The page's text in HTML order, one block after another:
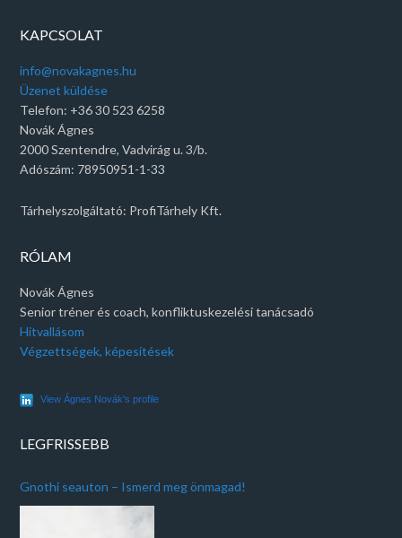
KAPCSOLAT
info@novakagnes.hu
Üzenet küldése
Telefon: +36 30 523 6258
Novák Ágnes
2000 Szentendre, Vadvirág u. 3/b.
Adószám: 78950951-1-33
Tárhelyszolgáltató: ProfiTárhely Kft.
RÓLAM
Novák Ágnes
Senior tréner és coach, konfliktuskezelési tanácsadó
Hitvallásom
Végzettségek, képesítések
View Ágnes Novák's profile
LEGFRISSEBB
Gnothi seauton – Ismerd meg önmagad!